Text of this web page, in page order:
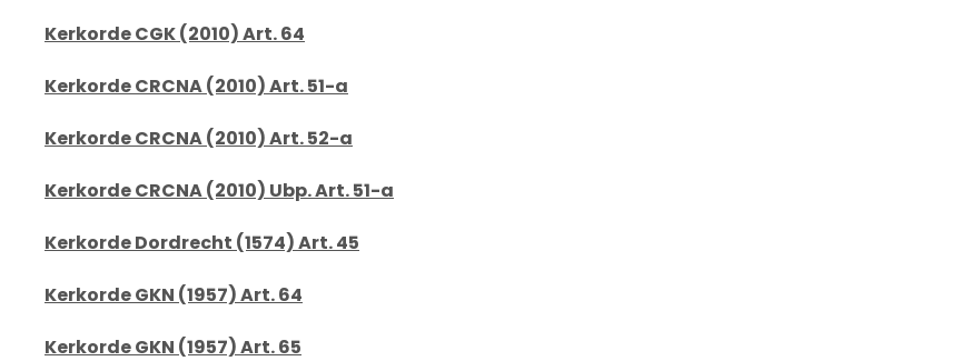
Kerkorde CGK (2010) Art. 64
Kerkorde CRCNA (2010) Art. 51-a
Kerkorde CRCNA (2010) Art. 52-a
Kerkorde CRCNA (2010) Ubp. Art. 51-a
Kerkorde Dordrecht (1574) Art. 45
Kerkorde GKN (1957) Art. 64
Kerkorde GKN (1957) Art. 65